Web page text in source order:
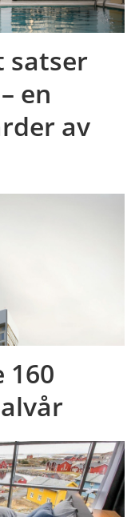
satser
en
av
160